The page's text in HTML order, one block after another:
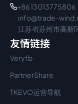
+86 13013775806
info@trade-
江苏省苏州市高新
友情链接
Veryfb
PartnerShare
TKEVO运营导航